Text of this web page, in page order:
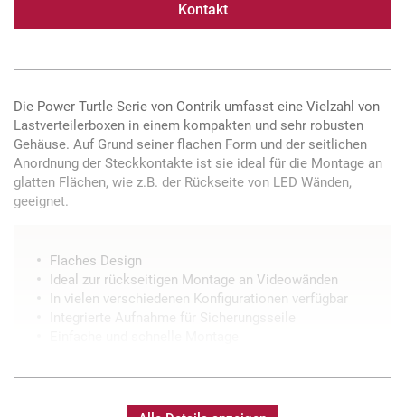
Kontakt
Die Power Turtle Serie von Contrik umfasst eine Vielzahl von
Lastverteilerboxen in einem kompakten und sehr robusten
Gehäuse. Auf Grund seiner flachen Form und der seitlichen
Anordnung der Steckkontakte ist sie ideal für die Montage an
glatten Flächen, wie z.B. der Rückseite von LED Wänden,
geeignet.
Flaches Design
Ideal zur rückseitigen Montage an Videowänden
In vielen verschiedenen Konfigurationen verfügbar